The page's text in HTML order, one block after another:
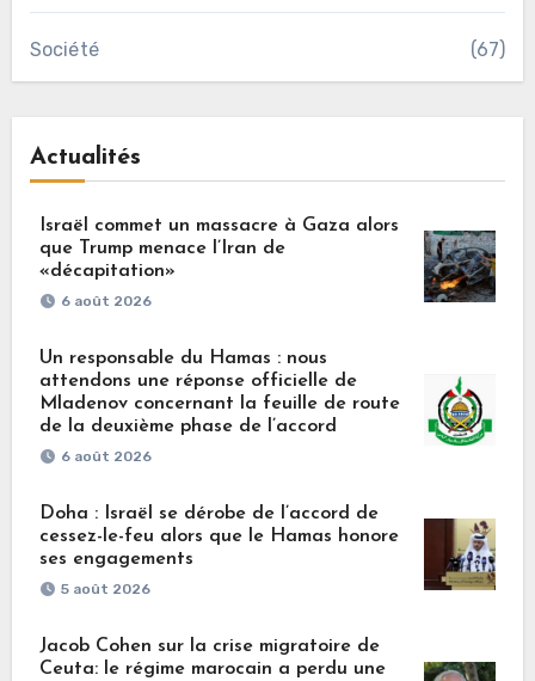
Société (67)
Actualités
Israël commet un massacre à Gaza alors
que Trump menace l’Iran de
«décapitation»
6 août 2026
Un responsable du Hamas : nous
attendons une réponse officielle de
Mladenov concernant la feuille de route
de la deuxième phase de l’accord
6 août 2026
Doha : Israël se dérobe de l’accord de
cessez-le-feu alors que le Hamas honore
ses engagements
5 août 2026
Jacob Cohen sur la crise migratoire de
Ceuta: le régime marocain a perdu une